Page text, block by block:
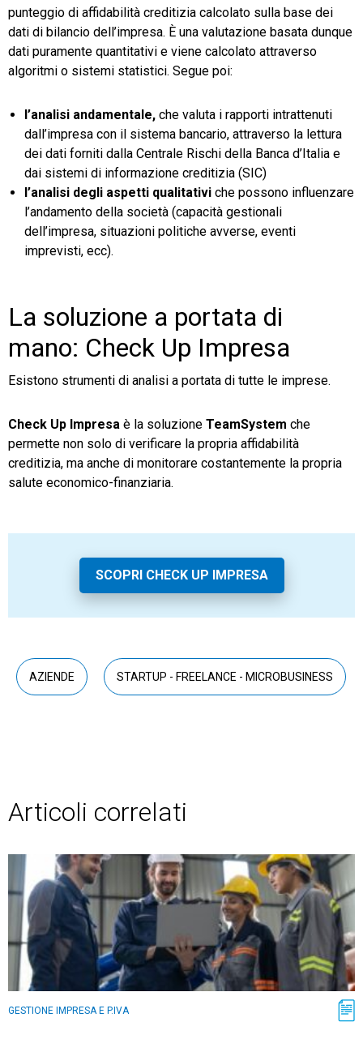
punteggio di affidabilità creditizia calcolato sulla base dei
dati di bilancio dell’impresa. È una valutazione basata dunque
dati puramente quantitativi e viene calcolato attraverso
algoritmi o sistemi statistici. Segue poi:
l’analisi andamentale, che valuta i rapporti intrattenuti
dall’impresa con il sistema bancario, attraverso la lettura
dei dati forniti dalla Centrale Rischi della Banca d’Italia e
dai sistemi di informazione creditizia (SIC)
l’analisi degli aspetti qualitativi che possono influenzare
l’andamento della società (capacità gestionali
dell’impresa, situazioni politiche avverse, eventi
imprevisti, ecc).
La soluzione a portata di
mano: Check Up Impresa
Esistono strumenti di analisi a portata di tutte le imprese.
Check Up Impresa è la soluzione TeamSystem che
permette non solo di verificare la propria affidabilità
creditizia, ma anche di monitorare costantemente la propria
salute economico-finanziaria.
SCOPRI CHECK UP IMPRESA
AZIENDE STARTUP - FREELANCE - MICROBUSINESS
Articoli correlati
GESTIONE IMPRESA E P.IVA